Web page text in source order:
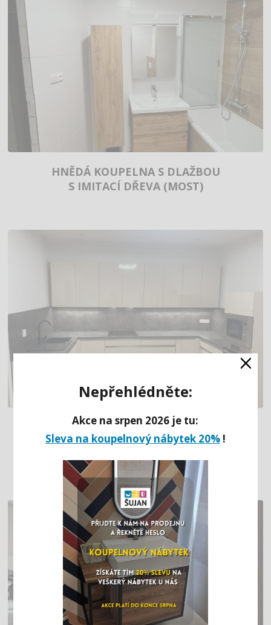
HNĚDÁ KOUPELNA S DLAŽBOU
S IMITACÍ DŘEVA (MOST)
ŠEDÁ KUCHYŇ DO U S ČERNÝM
GRANITOVÝM DŘEZEM A VESTAVĚNÝMI
SPOTŘEBIČI (MOST)
Nepřehlédněte:
Akce na srpen 2026 je tu:
Sleva na koupelnový nábytek 20%!
×